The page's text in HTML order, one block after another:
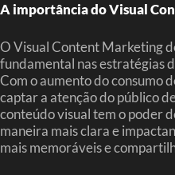
A importância do Visual
O Visual Content Marketing
fundamental nas estratégias
Com o aumento do consumo
captar a atenção do público
conteúdo visual tem o poder
maneira mais clara e
mais memoráveis e